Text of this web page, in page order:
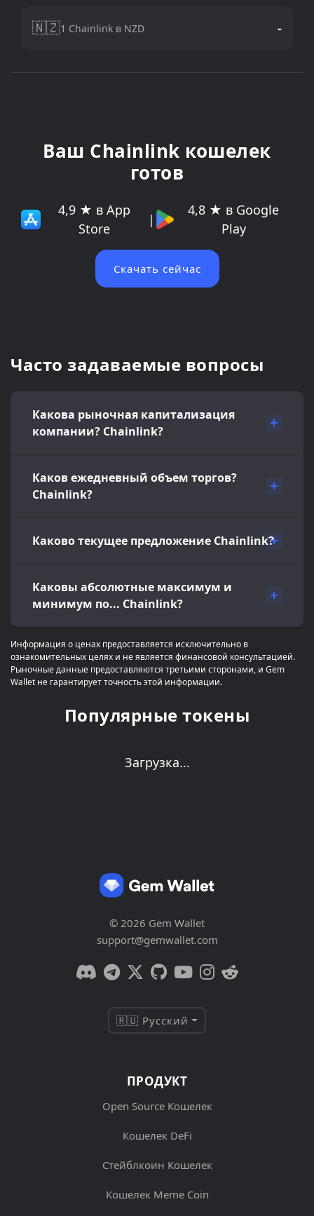
🇳🇿1 Chainlink в NZD -
Ваш Chainlink кошелек
готов
4,9 ★ в App
Store
|
4,8 ★ в Google
Play
Скачать сейчас
Часто задаваемые вопросы
Какова рыночная капитализация
компании? Chainlink?
Каков ежедневный объем торгов?
Chainlink?
Каково текущее предложение Chainlink?
Каковы абсолютные максимум и
минимум по... Chainlink?
Информация о ценах предоставляется исключительно в
ознакомительных целях и не является финансовой консультацией.
Рыночные данные предоставляются третьими сторонами, и Gem
Wallet не гарантирует точность этой информации.
Популярные токены
Загрузка...
© 2026 Gem Wallet
support@gemwallet.com
🇷🇺 Русский
ПРОДУКТ
Open Source Кошелек
Кошелек DeFi
Стейблкоин Кошелек
Кошелек Meme Coin